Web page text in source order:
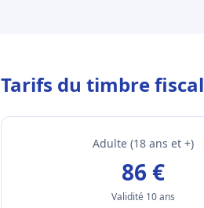
Tarifs du timbre fiscal
Adulte (18 ans et +)
86 €
Validité 10 ans